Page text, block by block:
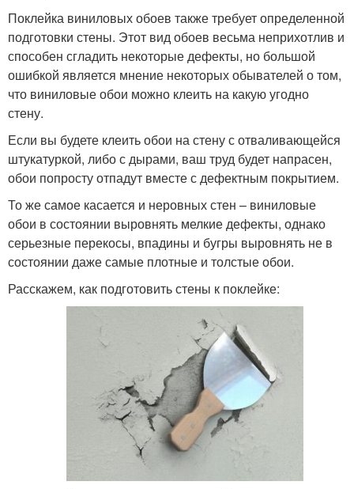
Поклейка виниловых обоев также требует определенной
подготовки стены. Этот вид обоев весьма неприхотлив и
способен сгладить некоторые дефекты, но большой
ошибкой является мнение некоторых обывателей о том,
что виниловые обои можно клеить на какую угодно
стену.
Если вы будете клеить обои на стену с отваливающейся
штукатуркой, либо с дырами, ваш труд будет напрасен,
обои попросту отпадут вместе с дефектным покрытием.
То же самое касается и неровных стен – виниловые
обои в состоянии выровнять мелкие дефекты, однако
серьезные перекосы, впадины и бугры выровнять не в
состоянии даже самые плотные и толстые обои.
Расскажем, как подготовить стены к поклейке: